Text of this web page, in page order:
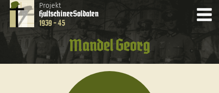
Projekt
HultschinerSoldaten
1939 - 45
Mandel Georg